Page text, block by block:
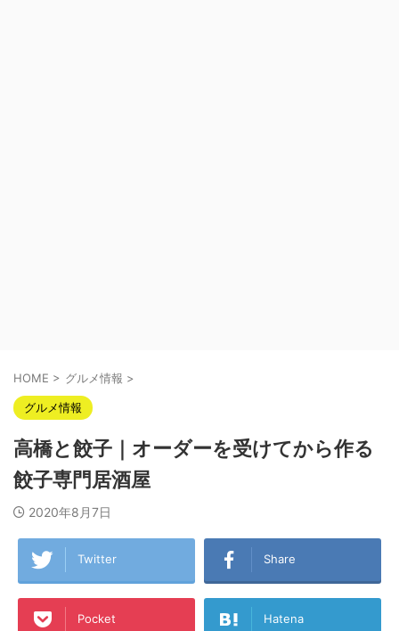
HOME > グルメ情報 >
グルメ情報
高橋と餃子｜オーダーを受けてから作る
餃子専門居酒屋
2020年8月7日
Twitter Share
Pocket Hatena